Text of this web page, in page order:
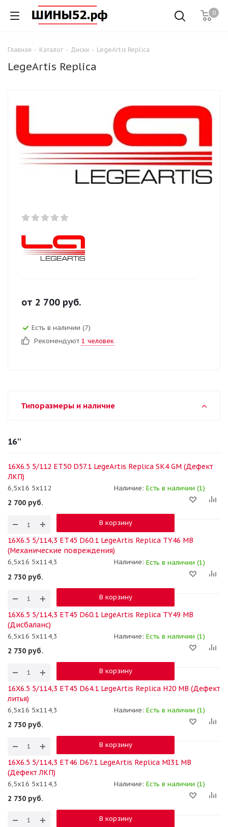
0
Главная - Каталог - Диски - LegeArtis Replica
LegeArtis Replica
от 2 700 руб.
Есть в наличии (7)
Рекомендуют 1 человек
Типоразмеры и наличие
16''
16X6.5 5/112 ET50 D57.1 LegeArtis Replica SK4 GM (Дефект
ЛКП)
6,5x16 5x112 Наличие: Есть в наличии (1)
2 700 руб.
В корзину
16X6.5 5/114,3 ET45 D60.1 LegeArtis Replica TY46 MB
(Механические повреждения)
6,5x16 5x114,3 Наличие: Есть в наличии (1)
2 730 руб.
В корзину
16X6.5 5/114,3 ET45 D60.1 LegeArtis Replica TY49 MB
(Дисбаланс)
6,5x16 5x114,3 Наличие: Есть в наличии (1)
2 730 руб.
В корзину
16X6.5 5/114,3 ET45 D64.1 LegeArtis Replica H20 MB (Дефект
литья)
6,5x16 5x114,3 Наличие: Есть в наличии (1)
2 730 руб.
В корзину
16X6.5 5/114,3 ET46 D67.1 LegeArtis Replica MI31 MB
(Дефект ЛКП)
6,5x16 5x114,3 Наличие: Есть в наличии (1)
2 730 руб.
В корзину